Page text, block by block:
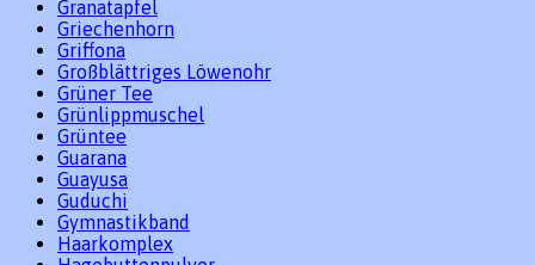
Granatapfel
Griechenhorn
Griffona
Großblättriges Löwenohr
Grüner Tee
Grünlippmuschel
Grüntee
Guarana
Guayusa
Guduchi
Gymnastikband
Haarkomplex